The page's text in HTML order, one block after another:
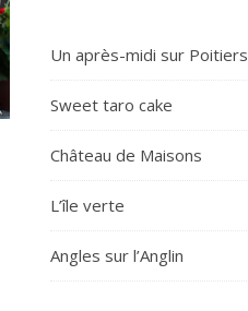
Un après-midi sur Poitiers
Sweet taro cake
Château de Maisons
L’île verte
Angles sur l’Anglin